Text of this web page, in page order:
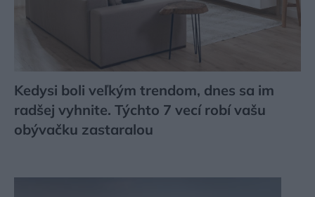
Kedysi boli veľkým trendom, dnes sa im
radšej vyhnite. Týchto 7 vecí robí vašu
obývačku zastaralou